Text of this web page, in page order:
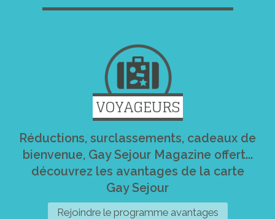
VOYAGEURS
Réductions, surclassements, cadeaux de
bienvenue, Gay Sejour Magazine offert...
découvrez les avantages de la carte
Gay Sejour
Rejoindre le programme avantages